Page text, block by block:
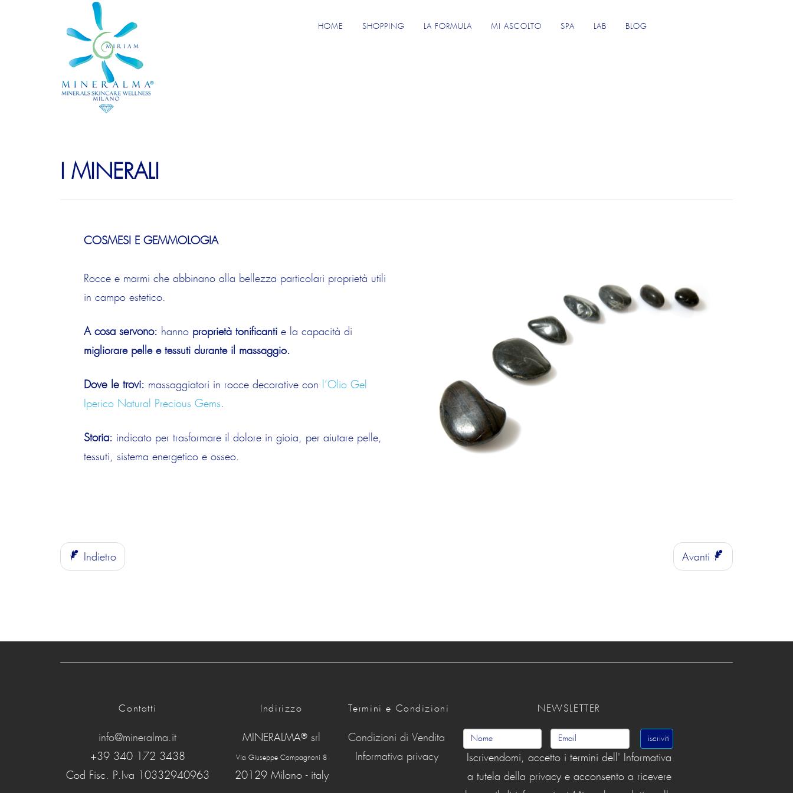
HOME SHOPPING LA FORMULA MI ASCOLTO SPA LAB BLOG
I MINERALI
COSMESI E GEMMOLOGIA
Rocce e marmi che abbinano alla bellezza particolari proprietà utili
in campo estetico.
A cosa servono: hanno proprietà tonificanti e la capacità di
migliorare pelle e tessuti durante il massaggio.
Dove le trovi: massaggiatori in rocce decorative con l’Olio Gel
Iperico Natural Precious Gems.
Storia: indicato per trasformare il dolore in gioia, per aiutare pelle,
tessuti, sistema energetico e osseo.
Indietro Avanti
Contatti
info@mineralma.it
+39 340 172 3438
Cod Fisc. P.Iva 10332940963
Indirizzo
MINERALMA® srl
Via Giuseppe Compagnoni 8
20129 Milano - italy
Termini e Condizioni
Condizioni di Vendita
Informativa privacy
NEWSLETTER
Iscrivendomi, accetto i termini dell' Informativa
a tutela della privacy e acconsento a ricevere